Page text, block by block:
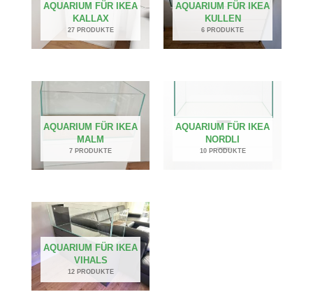
AQUARIUM FÜR IKEA
KALLAX
27 PRODUKTE
AQUARIUM FÜR IKEA
KULLEN
6 PRODUKTE
AQUARIUM FÜR IKEA
MALM
7 PRODUKTE
AQUARIUM FÜR IKEA
NORDLI
10 PRODUKTE
AQUARIUM FÜR IKEA
VIHALS
12 PRODUKTE